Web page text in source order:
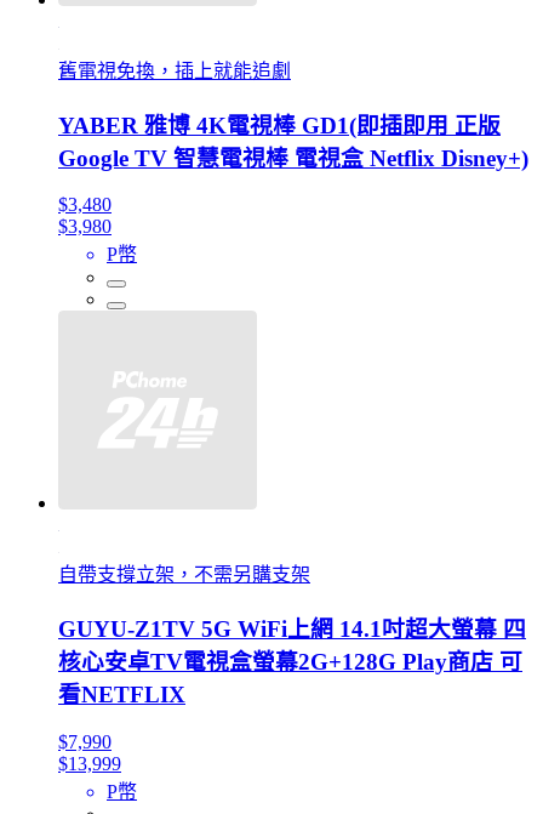
舊電視免換，插上就能追劇
YABER 雅博 4K電視棒 GD1(即插即用 正版
Google TV 智慧電視棒 電視盒 Netflix Disney+)
$3,480
$3,980
P幣
自帶支撐立架，不需另購支架
GUYU-Z1TV 5G WiFi上網 14.1吋超大螢幕 四
核心安卓TV電視盒螢幕2G+128G Play商店 可
看NETFLIX
$7,990
$13,999
P幣